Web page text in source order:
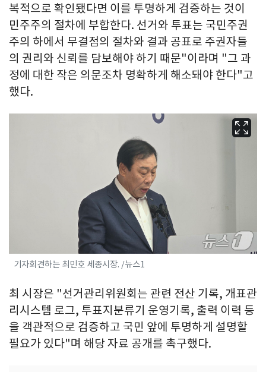
복적으로 확인됐다면 이를 투명하게 검증하는 것이
민주주의 절차에 부합한다. 선거와 투표는 국민주권
주의 하에서 무결점의 절차와 결과 공표로 주권자들
의 권리와 신뢰를 담보해야 하기 때문"이라며 "그 과
정에 대한 작은 의문조차 명확하게 해소돼야 한다"고
했다.
기자회견하는 최민호 세종시장. /뉴스1
최 시장은 "선거관리위원회는 관련 전산 기록, 개표관
리시스템 로그, 투표지분류기 운영기록, 출력 이력 등
을 객관적으로 검증하고 국민 앞에 투명하게 설명할
필요가 있다"며 해당 자료 공개를 촉구했다.